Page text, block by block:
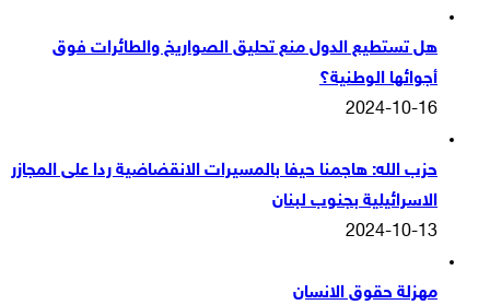
هل تستطيع الدول منع تحليق الصواريخ والطائرات فوق
أجوائها الوطنية؟
2024-10-16
حزب الله: هاجمنا حيفا بالمسيرات الانقضاضية ردا على المجازر
الاسرائيلية بجنوب لبنان
2024-10-13
مهزلة حقوق الانسان